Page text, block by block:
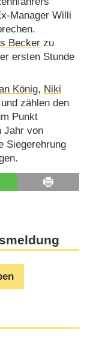
Manager Willi
Beckerzu
ersten Stunde
König, Niki
zählen den
Punkt
Jahr von
Siegerehrung